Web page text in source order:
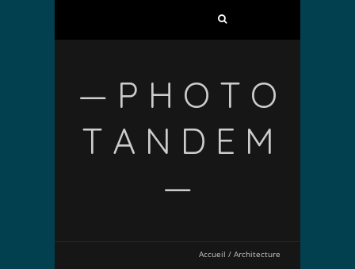
— P H O T O
T A N D E M
—
Accueil / Architecture